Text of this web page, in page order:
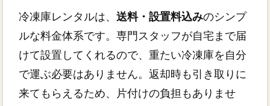
冷凍庫レンタルは、 送料・設置料込みのシンプ
ルな料金体系です。専門スタッフが自宅まで届
けて設置してくれるので、重たい冷凍庫を自分
で運ぶ必要はありません。返却時も引き取りに
来てもらえるため、片付けの負担もありませ